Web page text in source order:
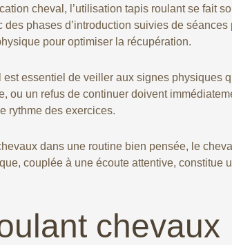
cheval, l’utilisation tapis roulant se fait
des phases d’introduction suivies de
pour optimiser la récupération.
est essentiel de veiller aux signes
ou un refus de continuer doivent
rythme des exercices.
dans une routine bien pensée, le
couplée à une écoute attentive,